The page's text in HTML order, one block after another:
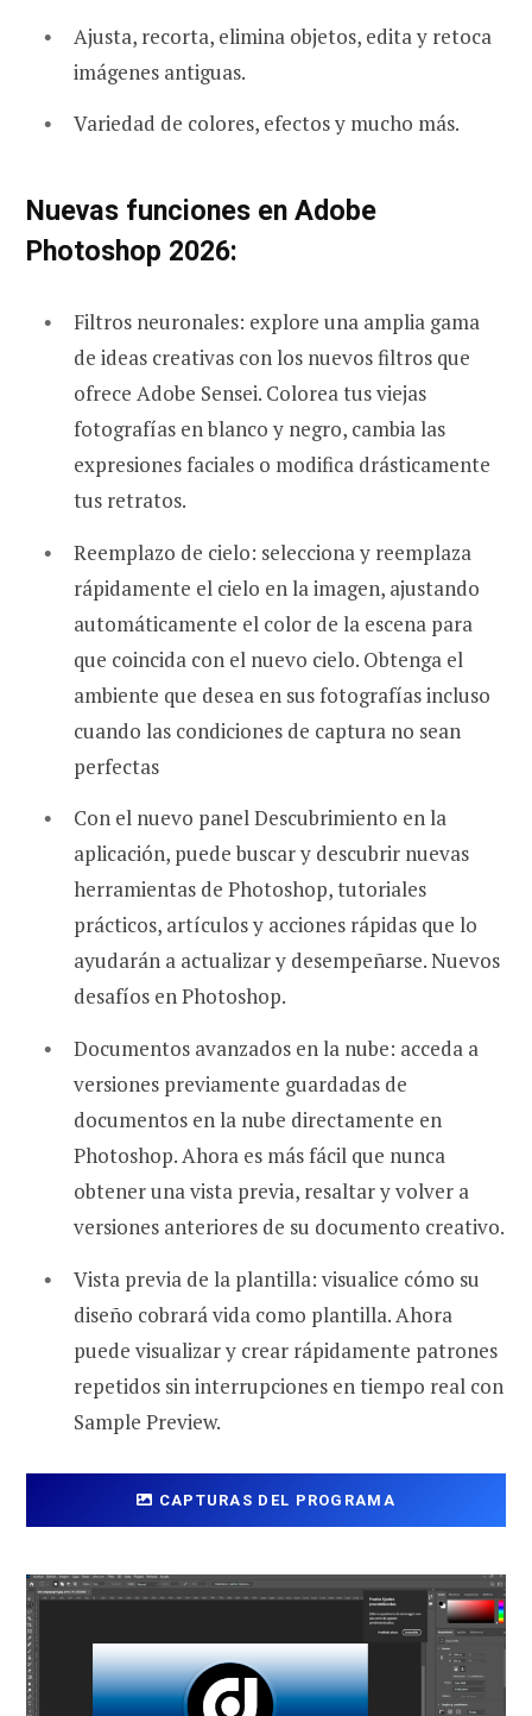
Ajusta, recorta, elimina objetos, edita y retoca
imágenes antiguas.
Variedad de colores, efectos y mucho más.
Nuevas funciones en Adobe
Photoshop 2026:
Filtros neuronales: explore una amplia gama
de ideas creativas con los nuevos filtros que
ofrece Adobe Sensei. Colorea tus viejas
fotografías en blanco y negro, cambia las
expresiones faciales o modifica drásticamente
tus retratos.
Reemplazo de cielo: selecciona y reemplaza
rápidamente el cielo en la imagen, ajustando
automáticamente el color de la escena para
que coincida con el nuevo cielo. Obtenga el
ambiente que desea en sus fotografías incluso
cuando las condiciones de captura no sean
perfectas
Con el nuevo panel Descubrimiento en la
aplicación, puede buscar y descubrir nuevas
herramientas de Photoshop, tutoriales
prácticos, artículos y acciones rápidas que lo
ayudarán a actualizar y desempeñarse. Nuevos
desafíos en Photoshop.
Documentos avanzados en la nube: acceda a
versiones previamente guardadas de
documentos en la nube directamente en
Photoshop. Ahora es más fácil que nunca
obtener una vista previa, resaltar y volver a
versiones anteriores de su documento creativo.
Vista previa de la plantilla: visualice cómo su
diseño cobrará vida como plantilla. Ahora
puede visualizar y crear rápidamente patrones
repetidos sin interrupciones en tiempo real con
Sample Preview.
CAPTURAS DEL PROGRAMA